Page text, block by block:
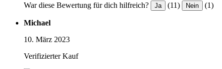
War diese Bewertung für dich hilfreich? Ja (11) Nein (1)
Michael
10. März 2023
Verifizierter Kauf